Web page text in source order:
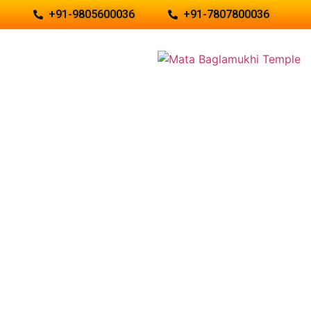
+91-9805600036 +91-7807800036